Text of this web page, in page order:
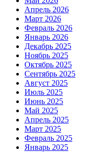
Апрель 2026
Март 2026
Февраль 2026
Январь 2026
Декабрь 2025
Ноябрь 2025
Октябрь 2025
Сентябрь 2025
Август 2025
Июль 2025
Июнь 2025
Май 2025
Апрель 2025
Март 2025
Февраль 2025
Январь 2025